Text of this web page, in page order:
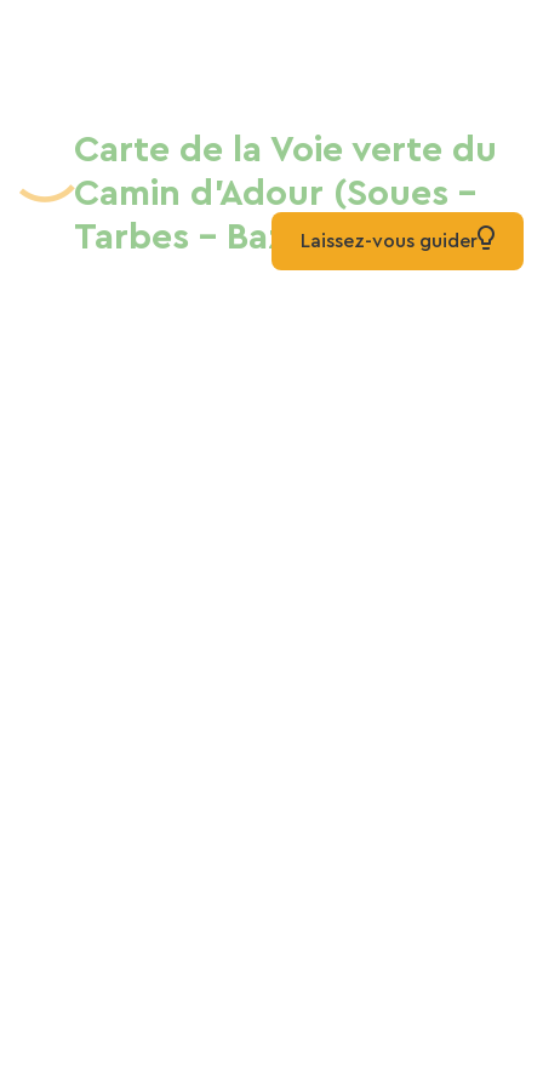
Carte de la Voie verte du
Camin d'Adour (Soues -
Tarbes - Bazet)Laissez-vous guider